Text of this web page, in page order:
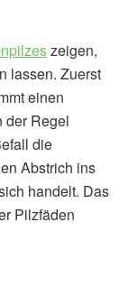
zeigen,
lassen. Zuerst
einen
der Regel
die
Abstrich ins
handelt. Das
Pilzfäden